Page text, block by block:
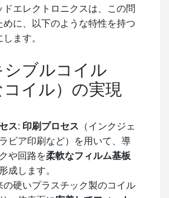
ドエレクトロニクスは、この問
めに、以下のような特性を持つ
ます。
シブルコイル
コイル）の実現
ス: 印刷プロセス （インクジェ
ビア印刷など）を用いて、導
や回路を柔軟なフィルム基板
成します。
の硬いプラスチック製のコイル